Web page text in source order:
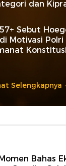
dan
Sebut
Motivasi Polri
Konstitusi
Selengkapnya
Bahas